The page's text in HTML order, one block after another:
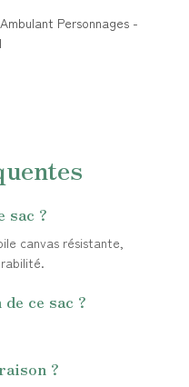
sac ?
canvas résistante,
ce sac ?
?